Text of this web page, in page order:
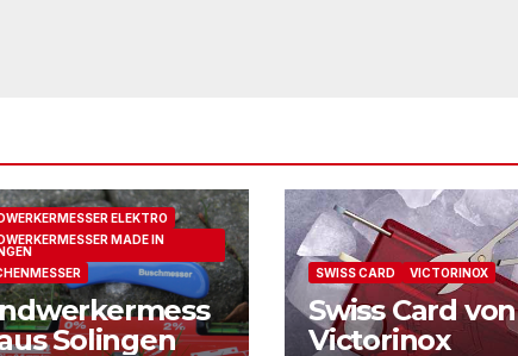
ELEKTRO
MADE IN
Solingen
SWISS CARD VICTORINOX
Swiss Card von
Victorinox